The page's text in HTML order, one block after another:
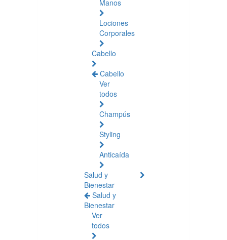
Manos
Lociones
Corporales
Cabello
Cabello
Ver
todos
Champús
Styling
Anticaída
Salud y
Bienestar
Salud y
Bienestar
Ver
todos